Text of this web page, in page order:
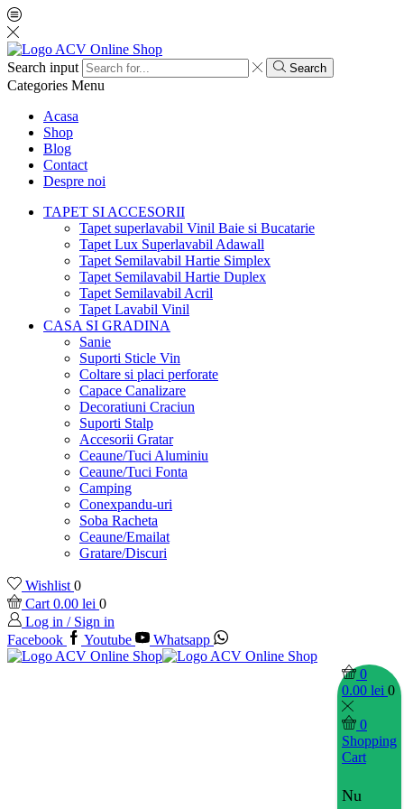
Search input Search
Categories Menu
Acasa
Shop
Blog
Contact
Despre noi
TAPET SI ACCESORII
Tapet superlavabil Vinil Baie si Bucatarie
Tapet Lux Superlavabil Adawall
Tapet Semilavabil Hartie Simplex
Tapet Semilavabil Hartie Duplex
Tapet Semilavabil Acril
Tapet Lavabil Vinil
CASA SI GRADINA
Sanie
Suporti Sticle Vin
Coltare si placi perforate
Capace Canalizare
Decoratiuni Craciun
Suporti Stalp
Accesorii Gratar
Ceaune/Tuci Aluminiu
Ceaune/Tuci Fonta
Camping
Conexpandu-uri
Soba Racheta
Ceaune/Emailat
Gratare/Discuri
Wishlist 0
Cart 0.00 lei 0
Log in / Sign in
Facebook
Youtube Whatsapp
0
0.00 lei 0
0
Shopping
Cart
Nu